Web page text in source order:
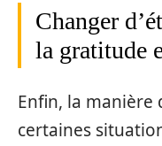
Changer
la gratitude
Enfin, la manière
certaines